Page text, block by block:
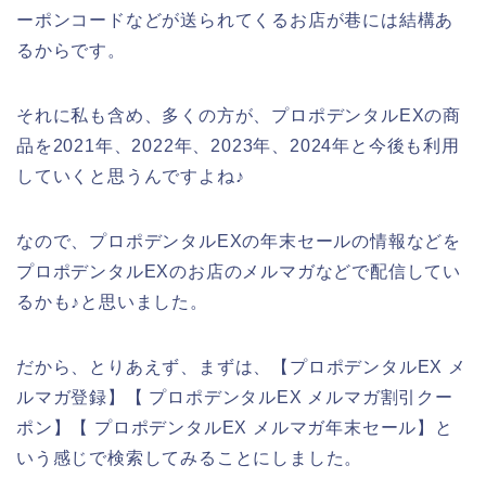
ーポンコードなどが送られてくるお店が巷には結構あ
るからです。
それに私も含め、多くの方が、プロポデンタルEXの商
品を2021年、2022年、2023年、2024年と今後も利用
していくと思うんですよね♪
なので、プロポデンタルEXの年末セールの情報などを
プロポデンタルEXのお店のメルマガなどで配信してい
るかも♪と思いました。
だから、とりあえず、まずは、【プロポデンタルEX メ
ルマガ登録】【 プロポデンタルEX メルマガ割引クー
ポン】【 プロポデンタルEX メルマガ年末セール】と
いう感じで検索してみることにしました。